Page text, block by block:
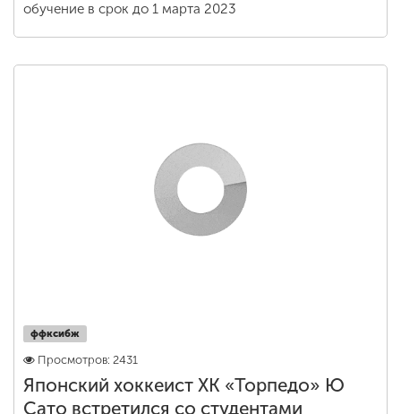
обучение в срок до 1 марта 2023
ффксибж
Просмотров: 2431
Японский хоккеист ХК «Торпедо» Ю
Сато встретился со студентами